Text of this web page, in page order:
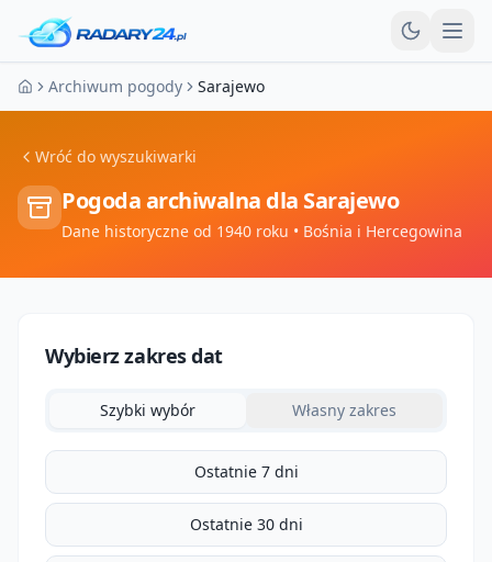
Strona główna
Archiwum pogody Sarajewo
Wróć do wyszukiwarki
Pogoda archiwalna dla Sarajewo
Dane historyczne od 1940 roku • Bośnia i Hercegowina
Wybierz zakres dat
Szybki wybór Własny zakres
Ostatnie 7 dni
Ostatnie 30 dni